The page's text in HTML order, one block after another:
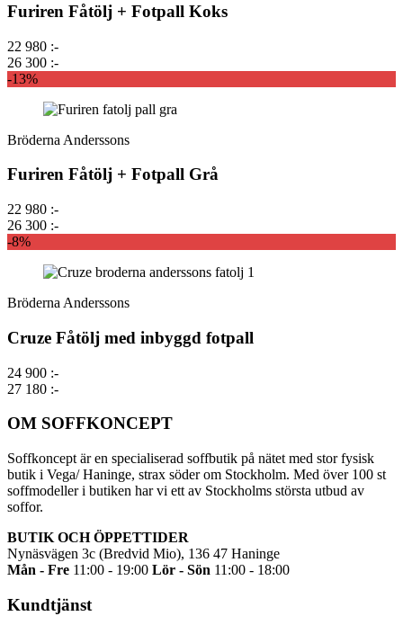
Furiren Fåtölj + Fotpall Koks
22 980 :-
26 300 :-
-13%
Bröderna Anderssons
Furiren Fåtölj + Fotpall Grå
22 980 :-
26 300 :-
-8%
Bröderna Anderssons
Cruze Fåtölj med inbyggd fotpall
24 900 :-
27 180 :-
OM SOFFKONCEPT
Soffkoncept är en specialiserad soffbutik på nätet med stor fysisk
butik i Vega/ Haninge, strax söder om Stockholm. Med över 100 st
soffmodeller i butiken har vi ett av Stockholms största utbud av
soffor.
BUTIK OCH ÖPPETTIDER
Nynäsvägen 3c (Bredvid Mio), 136 47 Haninge
Mån - Fre 11:00 - 19:00 Lör - Sön 11:00 - 18:00
Kundtjänst